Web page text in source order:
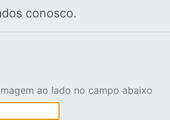
conosco.
ao lado no campo abaixo